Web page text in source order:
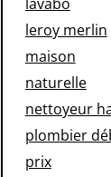
leroy merlin
maison
naturelle
nettoyeur
plombier
prix